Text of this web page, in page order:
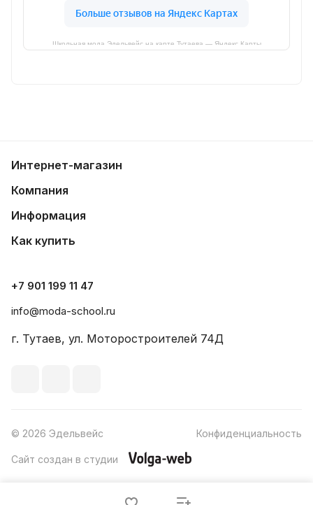
Школьная мода Эдельвейс на карте Тутаева — Яндекс Карты
Интернет-магазин
Компания
Информация
Как купить
+7 901 199 11 47
info@moda-school.ru
г. Тутаев, ул. Моторостроителей 74Д
© 2026 Эдельвейс Конфиденциальность
Сайт создан в студии